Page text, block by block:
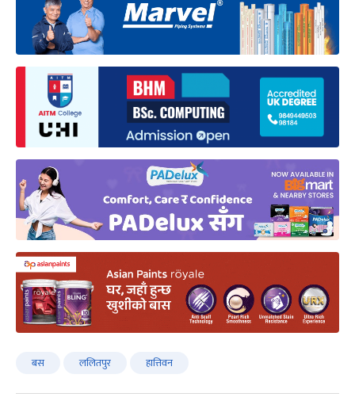
बस ललितपुर हात्तिवन